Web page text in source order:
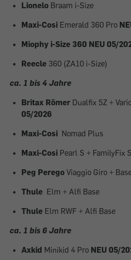
Lionelo Braam i-Size
Maxi-Cosi Emerald 360 Pro
Miophy i-Size 360 NEU 05/
Reecle 360 (ZA10 i-Size)
ca. 1 bis 4 Jahre
Britax Römer Dualfix 5Z +
05/2026
Maxi-Cosi Nomad Plus
Maxi-Cosi Pearl S + FamilyFix S
Peg Perego Viaggio Giro +
Thule Elm + Alfi Base
Thule Elm RWF + Alfi Base
ca. 1 bis 6 Jahre
Axkid Minikid 4 Pro NEU 05/